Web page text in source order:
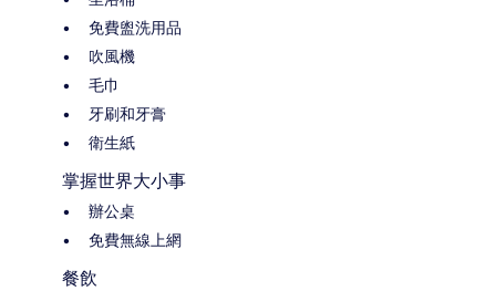
免費盥洗用品
吹風機
毛巾
牙刷和牙膏
衛生紙
掌握世界大小事
辦公桌
免費無線上網
餐飲